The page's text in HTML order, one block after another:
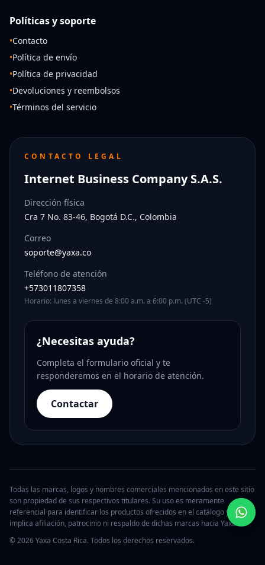
Políticas y soporte
•Contacto
•Política de envío
•Política de privacidad
•Devoluciones y reembolsos
•Términos del servicio
CONTACTO LEGAL
Internet Business Company S.A.S.
Dirección física
Cra 7 No. 83-46, Bogotá D.C., Colombia
Correo
soporte@yaxa.co
Teléfono de atención
+573011807358
Horario: lunes a viernes de 8:00 a.m. a 6:00 p.m. (UTC -5)
¿Necesitas ayuda?
Completa el formulario oficial y te
responderemos en el horario de atención.
Contactar
Todas las marcas, logos y nombres comerciales mencionados en este sitio
son propiedad de sus respectivos titulares. Su uso es meramente
referencial para identificar los productos ofrecidos en el catálogo y no
implica afiliación, patrocinio ni respaldo de dichas marcas hacia Yaxa.
© 2026 Yaxa Costa Rica. Todos los derechos reservados.